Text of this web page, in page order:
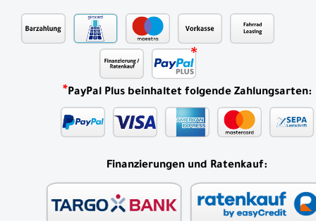
*PayPal Plus beinhaltet folgende Zahlungsarten:
Finanzierungen und Ratenkauf: